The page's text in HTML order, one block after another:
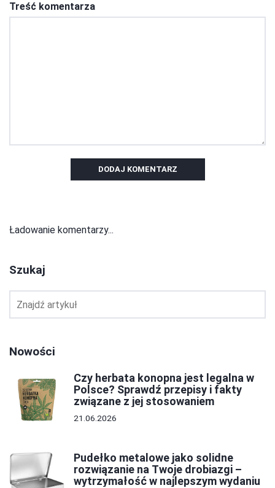
Treść komentarza
DODAJ KOMENTARZ
Ładowanie komentarzy...
Szukaj
Nowości
Czy herbata konopna jest legalna w
Polsce? Sprawdź przepisy i fakty
związane z jej stosowaniem
21.06.2026
Pudełko metalowe jako solidne
rozwiązanie na Twoje drobiazgi –
wytrzymałość w najlepszym wydaniu